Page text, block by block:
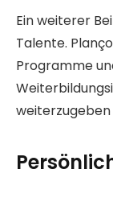
Ein weiterer
Talente.
Programme